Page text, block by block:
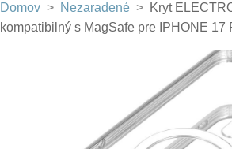
Domov > Nezaradené > Kryt
kompatibilný s MagSafe pre IPHONE 17